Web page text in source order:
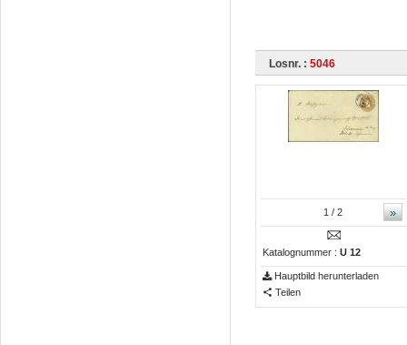
Losnr. : 5046
»
1/ 2
Katalognummer : U 12
Hauptbild herunterladen
Teilen